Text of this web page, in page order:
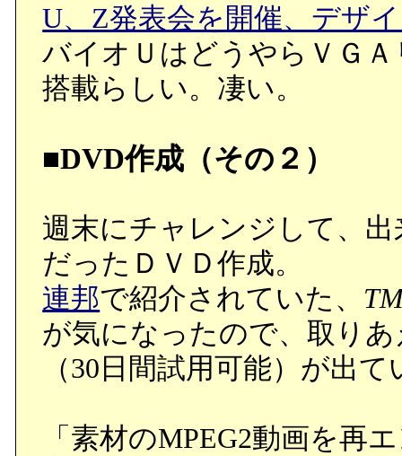
U、Z発表会を開催、デザ
バイオＵはどうやらＶＧ
搭載らしい。凄い。
■DVD作成（その２）
週末にチャレンジして、
だったＤＶＤ作成。
連邦で紹介されていた、
が気になったので、取り
（30日間試用可能）が出
「素材のMPEG2動画を再